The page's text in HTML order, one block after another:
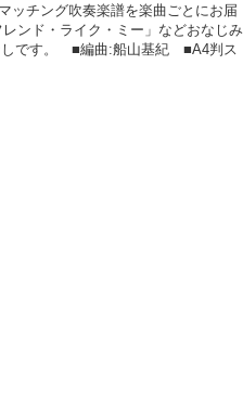
ッチング吹奏楽譜を楽曲ごとにお届
ンド・ライク・ミー」などおなじみ
しです。 ■編曲:船山基紀 ■A4判ス